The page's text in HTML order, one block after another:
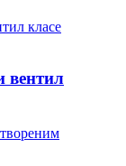
вентил